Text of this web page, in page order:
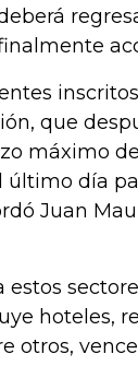
que
máximo
día
Juan
hoteles,
otros,